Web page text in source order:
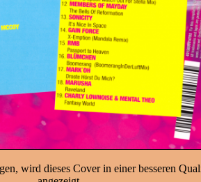
wird dieses Cover in einer besseren